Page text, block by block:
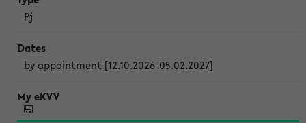
Pj
by appointment [12.10.2026-05.02.2027]